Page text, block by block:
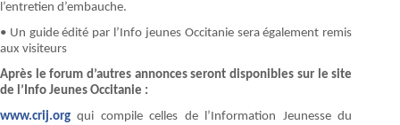
l’entretien d’embauche.
• Un guide édité par l’Info jeunes Occitanie sera également remis
aux visiteurs
Après le forum d’autres annonces seront disponibles sur le site
de l’Info Jeunes Occitanie :
www.crij.org qui compile celles de l’Information Jeunesse du